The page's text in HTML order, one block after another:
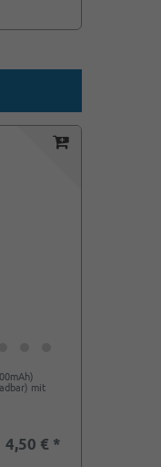
mit
4,50 € *